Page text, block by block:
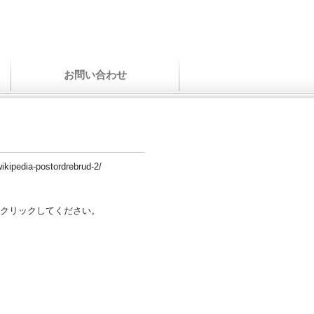
お問い合わせ
postordrebrud-2/
リックしてください。